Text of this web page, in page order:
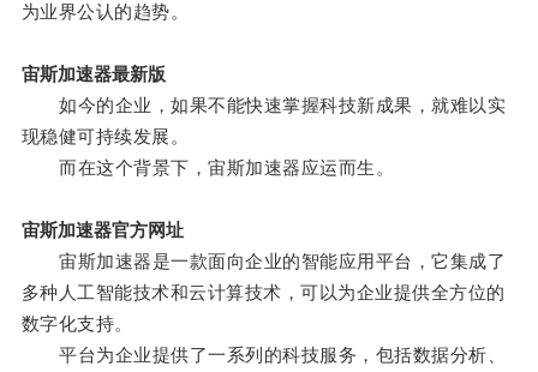
为业界公认的趋势。
宙斯加速器最新版
如今的企业，如果不能快速掌握科技新成果，就难以实
现稳健可持续发展。
而在这个背景下，宙斯加速器应运而生。
宙斯加速器官方网址
宙斯加速器是一款面向企业的智能应用平台，它集成了
多种人工智能技术和云计算技术，可以为企业提供全方位的
数字化支持。
平台为企业提供了一系列的科技服务，包括数据分析、